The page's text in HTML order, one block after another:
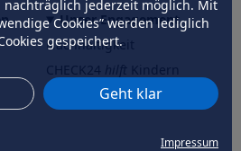
nachträglich jederzeit möglich. Mit
Cookies” werden lediglich
gespeichert.
Geht klar
Impressum
Unser Engagement
Nachhaltigkeit
CHECK24hilftder Natur